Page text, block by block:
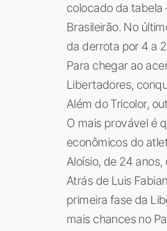
colocado da tabela
Brasileirão. No
da derrota por 4 a
Para chegar ao
Libertadores,
Além do Tricolor,
O mais provável é
econômicos do
Aloísio, de 24
Atrás de Luis
primeira fase da
mais chances no